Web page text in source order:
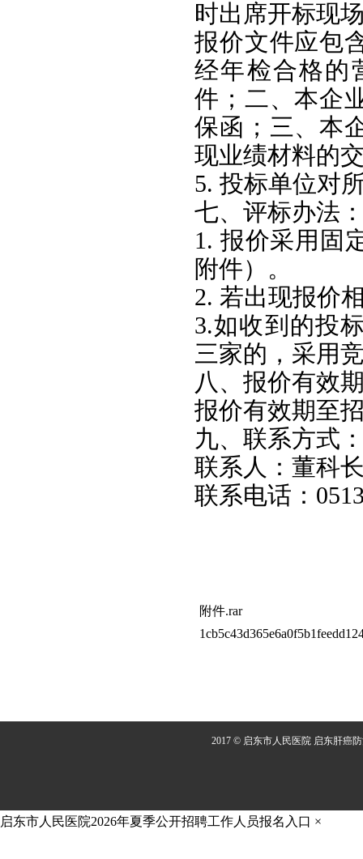
时出席开标现
报价文件应包
经年检合格的
件；二、本企
保函；三、本
现业绩材料的
5. 投标单位对
七、评标办法
1. 报价采用固
附件）。
2. 若出现报价
3.如收到的投
三家的，采用
八、报价有效
报价有效期至
九、联系方式
联系人：董科
联系电话：
附件.rar
2017 © 启东市人民医院 启东肝癌
启东市人民医院2026年夏季公开招聘工作人员报名入口 ×